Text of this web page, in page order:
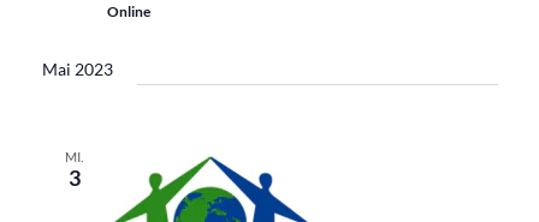
Online
Mai 2023
MI.
3